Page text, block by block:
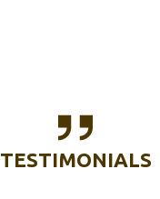
TESTIMONIALS